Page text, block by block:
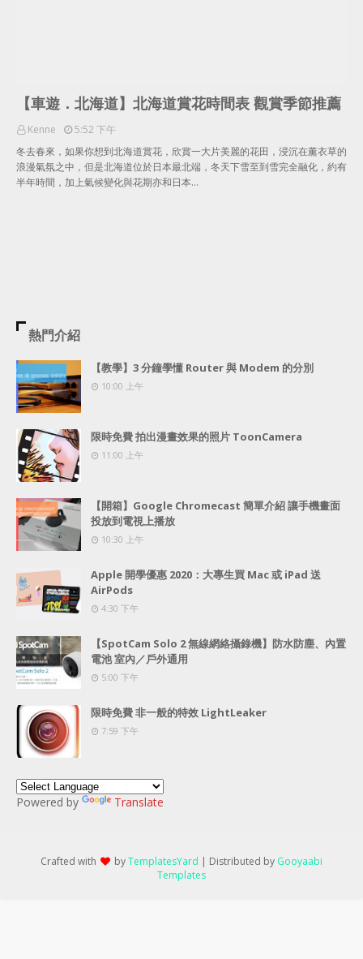
【車遊．北海道】北海道賞花時間表 觀賞季節推薦
Kenne
5:52 下午
冬去春來，如果你想到北海道賞花，欣賞一大片美麗的花田，浸沉在薰衣草的
浪漫氣氛之中，但是北海道位於日本最北端，冬天下雪至到雪完全融化，約有
半年時間，加上氣候變化與花期亦和日本…
熱門介紹
【教學】3 分鐘學懂 Router 與 Modem 的分別
10:00 上午
限時免費 拍出漫畫效果的照片 ToonCamera
11:00 上午
【開箱】Google Chromecast 簡單介紹 讓手機畫面
投放到電視上播放
10:30 上午
Apple 開學優惠 2020：大專生買 Mac 或 iPad 送
AirPods
4:30 下午
【SpotCam Solo 2 無線網絡攝錄機】防水防塵、內置
電池 室內／戶外通用
5:00 下午
限時免費 非一般的特效 LightLeaker
7:59 下午
Powered by Translate
Crafted with byTemplatesYard | Distributed by Gooyaabi
Templates